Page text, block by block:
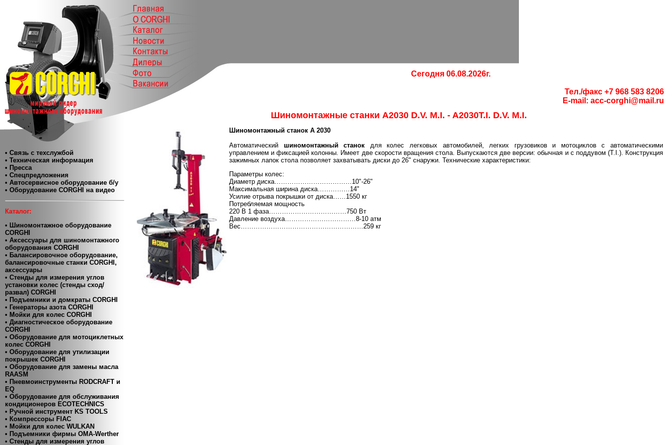
• Связь с техслужбой
• Техническая информация
• Пресса
• Спецпредложения
• Автосервисное оборудование б/у
• Оборудование CORGHI на видео
Каталог:
• Шиномонтажное оборудование
CORGHI
• Аксессуары для шиномонтажного
оборудования CORGHI
• Балансировочное оборудование,
балансировочные станки CORGHI,
аксессуары
• Стенды для измерения углов
установки колес (стенды сход/
развал) CORGHI
• Подъемники и домкраты CORGHI
• Генераторы азота CORGHI
• Мойки для колес CORGHI
• Диагностическое оборудование
CORGHI
• Оборудование для мотоциклетных
колес CORGHI
• Оборудование для утилизации
покрышек CORGHI
• Оборудование для замены масла
RAASM
• Пневмоинструменты RODCRAFT и
EQ
• Оборудование для обслуживания
кондиционеров ECOTECHNICS
• Ручной инструмент KS TOOLS
• Компресcоры FIAC
• Мойки для колес WULKAN
• Подъемники фирмы OMA-Werther
• Стенды для измерения углов
Сегодня 06.08.2026г.
Тел./факс +7 968 583 8206
E-mail: acc-corghi@mail.ru
Шиномонтажные станки A2030 D.V. M.I. - A2030T.I. D.V. M.I.
Шиномонтажный станок А 2030
Автоматический шиномонтажный станок для колес легковых автомобилей, легких грузовиков и мотоциклов с автоматическими
управлением и фиксацией колонны. Имеет две скорости вращения стола. Выпускаются две версии: обычная и с поддувом (T.I.). Конструкция
зажимных лапок стола позволяет захватывать диски до 26" снаружи. Технические характеристики:
Параметры колес:
Диаметр диска………………………………10"-26"
Максимальная ширина диска……………14"
Усилие отрыва покрышки от диска……1550 кг
Потребляемая мощность
220 В 1 фаза………………………………750 Вт
Давление воздуха……………………………8-10 атм
Вес…………………………………………………259 кг